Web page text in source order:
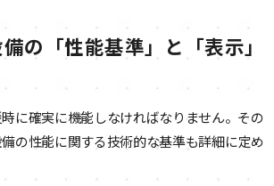
の「性能基準」と「表示」
に確実に機能しなければなりません。その
の性能に関する技術的な基準も詳細に定め